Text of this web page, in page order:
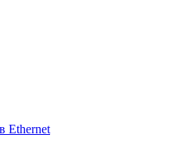
Ethernet